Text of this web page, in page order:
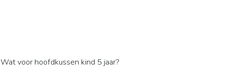
Wat voor hoofdkussen kind 5 jaar?